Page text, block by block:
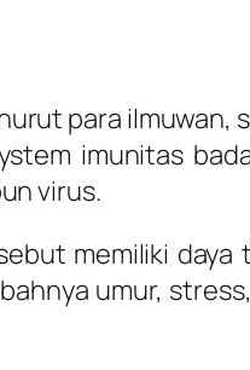
para
imunitas
virus.
memiliki daya
umur,